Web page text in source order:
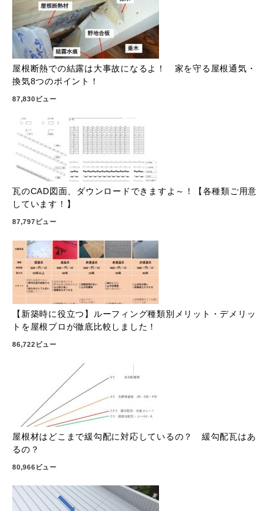
屋根断熱での結露は大事故になるよ！ 家を守る屋根通気・
換気8つのポイント！
87,830ビュー
瓦のCAD図面、ダウンロードできますよ～！【各種類ご用意
しています！】
87,797ビュー
【新築時に役立つ】ルーフィング種類別メリット・デメリッ
トを屋根プロが徹底比較しました！
86,722ビュー
屋根材はどこまで緩勾配に対応しているの？ 緩勾配瓦はあ
るの？
80,966ビュー